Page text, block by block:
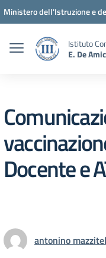
Vai ai contenuti
Vai al menu di navigazione
Vai al footer
Ministero dell'Istruzione e
Istituto
E. De
Docente e
antonino